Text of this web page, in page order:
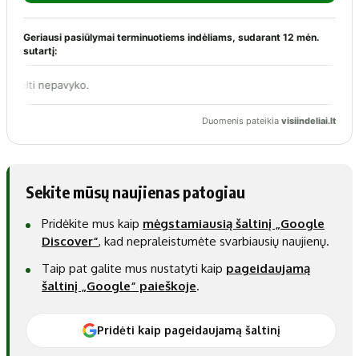
Sekite mūsų naujienas patogiau
Pridėkite mus kaip mėgstamiausią šaltinį „Google
Discover“, kad nepraleistumėte svarbiausių naujienų.
Taip pat galite mus nustatyti kaip pageidaujamą
šaltinį „Google“ paieškoje.
Pridėti kaip pageidaujamą šaltinį